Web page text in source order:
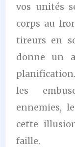
vos unités
corps au
tireurs en
donne un
les
ennemies,
cette
faille.